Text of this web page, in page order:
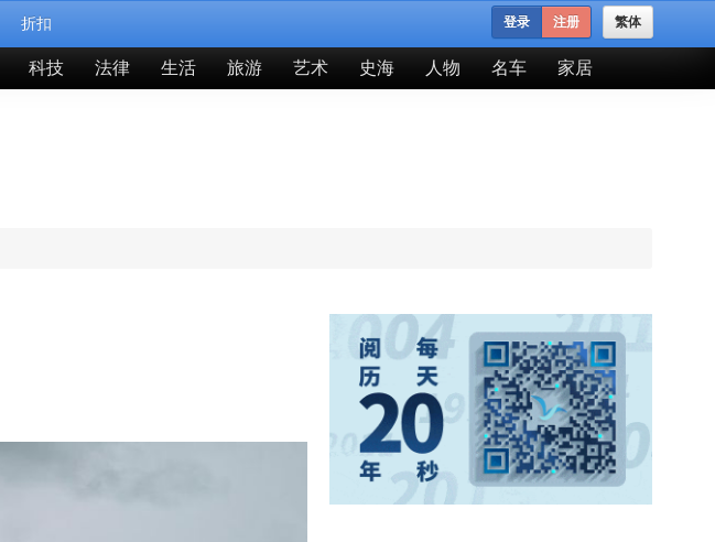
折扣 繁体
登录 注册
科技 法律 生活 旅游 艺术 史海 人物 名车 家居